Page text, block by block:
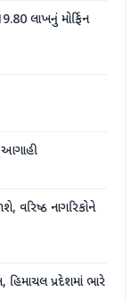
લાખનું મોર્ફિન
વરિષ્ઠ નાગરિકોને
હિમાચલ પ્રદેશમાં ભારે